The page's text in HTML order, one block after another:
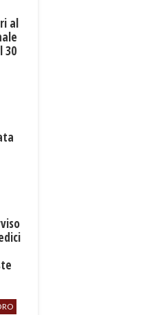
al
30